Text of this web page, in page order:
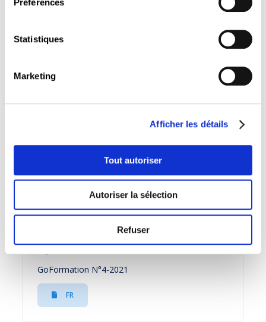
Statistiques
Marketing
Afficher les détails
Tout autoriser
Autoriser la sélection
Refuser
Sommaire
GoFormation N°5-2021
GoFormation N°4-2021
FR